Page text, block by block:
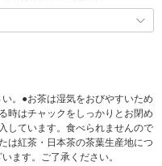
。●お茶は湿気をおびやすいため
時はチャックをしっかりとお閉め
しています。食べられませんので
は紅茶・日本茶の茶葉生産地につ
ます。ご了承ください。